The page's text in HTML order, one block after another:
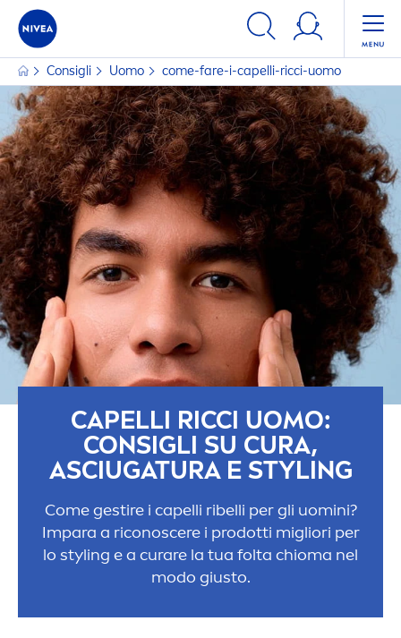
Consigli Uomo come-fare-i-capelli-ricci-uomo
CAPELLI RICCI UOMO:
CONSIGLI SU CURA,
ASCIUGATURA E STYLING
Come gestire i capelli ribelli per gli uomini?
Impara a riconoscere i prodotti migliori per
lo styling e a curare la tua folta chioma nel
modo giusto.